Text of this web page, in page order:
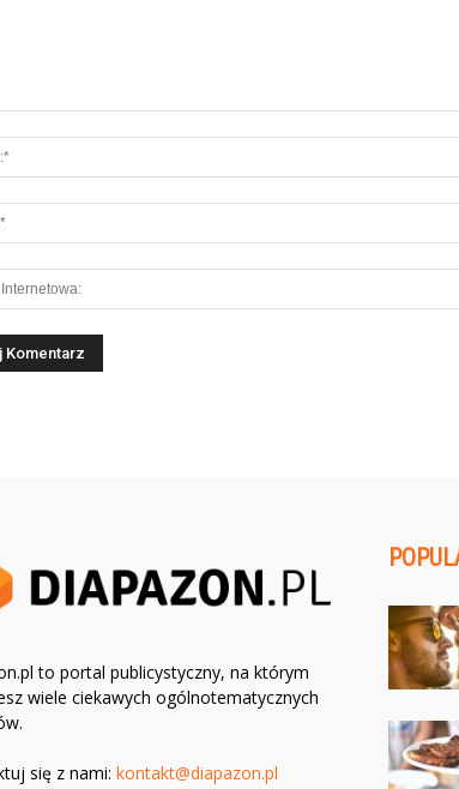
to portal publicystyczny, na którym
wiele ciekawych ogólnotematycznych
się z nami: kontakt@diapazon.pl